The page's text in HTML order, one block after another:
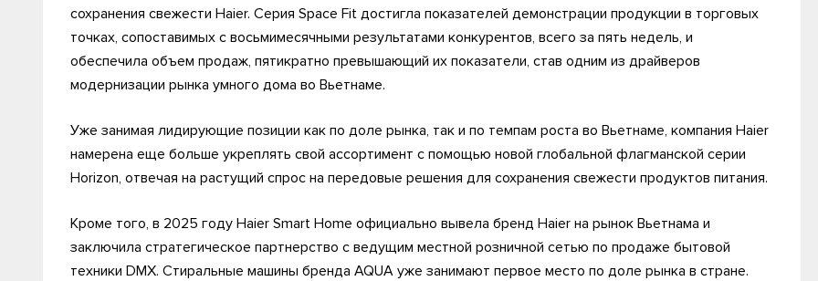
сохранения свежести Haier. Серия Space Fit достигла показателей демонстрации продукции в торговых
точках, сопоставимых с восьмимесячными результатами конкурентов, всего за пять недель, и
обеспечила объем продаж, пятикратно превышающий их показатели, став одним из драйверов
модернизации рынка умного дома во Вьетнаме.
Уже занимая лидирующие позиции как по доле рынка, так и по темпам роста во Вьетнаме, компания Haier
намерена еще больше укреплять свой ассортимент с помощью новой глобальной флагманской серии
Horizon, отвечая на растущий спрос на передовые решения для сохранения свежести продуктов питания.
Кроме того, в 2025 году Haier Smart Home официально вывела бренд Haier на рынок Вьетнама и
заключила стратегическое партнерство с ведущим местной розничной сетью по продаже бытовой
техники DMX. Стиральные машины бренда AQUA уже занимают первое место по доле рынка в стране.